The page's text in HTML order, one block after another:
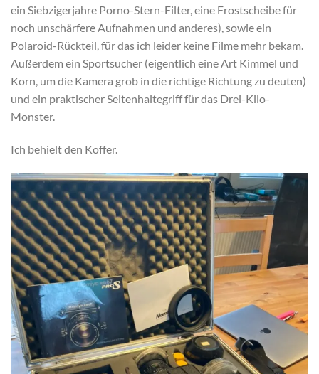
ein Siebzigerjahre Porno-Stern-Filter, eine Frostscheibe für
noch unschärfere Aufnahmen und anderes), sowie ein
Polaroid-Rückteil, für das ich leider keine Filme mehr bekam.
Außerdem ein Sportsucher (eigentlich eine Art Kimmel und
Korn, um die Kamera grob in die richtige Richtung zu deuten)
und ein praktischer Seitenhaltegriff für das Drei-Kilo-
Monster.
Ich behielt den Koffer.